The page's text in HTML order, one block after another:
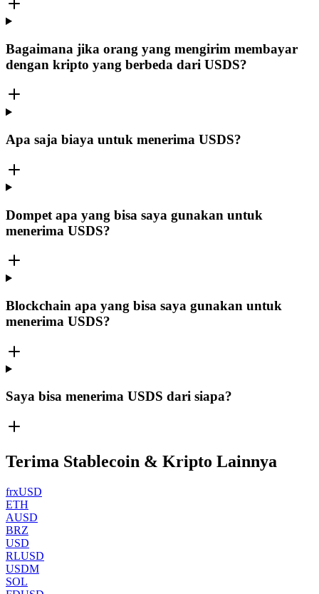
Bagaimana jika orang yang mengirim membayar
dengan kripto yang berbeda dari USDS?
Apa saja biaya untuk menerima USDS?
Dompet apa yang bisa saya gunakan untuk
menerima USDS?
Blockchain apa yang bisa saya gunakan untuk
menerima USDS?
Saya bisa menerima USDS dari siapa?
Terima Stablecoin & Kripto Lainnya
frxUSD
ETH
AUSD
BRZ
USD
RLUSD
USDM
SOL